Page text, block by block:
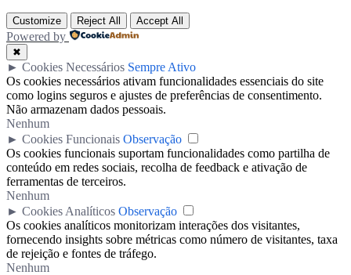
Customize Reject All Accept All
Powered by
✖
► Cookies Necessários Sempre Ativo
Os cookies necessários ativam funcionalidades essenciais do site
como logins seguros e ajustes de preferências de consentimento.
Não armazenam dados pessoais.
Nenhum
► Cookies Funcionais Observação
Os cookies funcionais suportam funcionalidades como partilha de
conteúdo em redes sociais, recolha de feedback e ativação de
ferramentas de terceiros.
Nenhum
► Cookies Analíticos Observação
Os cookies analíticos monitorizam interações dos visitantes,
fornecendo insights sobre métricas como número de visitantes, taxa
de rejeição e fontes de tráfego.
Nenhum